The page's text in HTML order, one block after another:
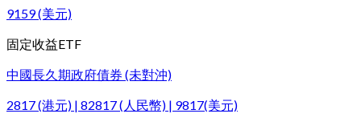
9159 (美元)
固定收益ETF
中國長久期政府債券 (未對沖)
2817 (港元) | 82817 (人民幣) | 9817(美元)